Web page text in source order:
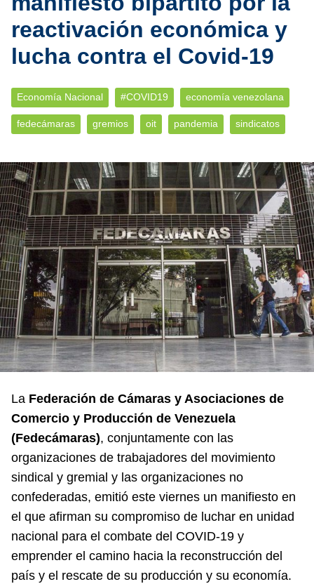
reactivación económica y
lucha contra el Covid-19
Economía Nacional #COVID19 economía venezolana
fedecámaras gremios oit pandemia sindicatos
La Federación de Cámaras y Asociaciones de
Comercio y Producción de Venezuela
(Fedecámaras), conjuntamente con las
organizaciones de trabajadores del movimiento
sindical y gremial y las organizaciones no
confederadas, emitió este viernes un manifiesto en
el que afirman su compromiso de luchar en unidad
nacional para el combate del COVID-19 y
emprender el camino hacia la reconstrucción del
país y el rescate de su producción y su economía.